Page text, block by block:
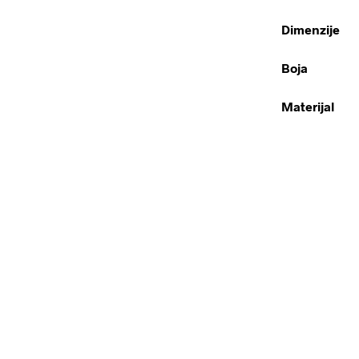
Dimenzije
Boja
Materijal